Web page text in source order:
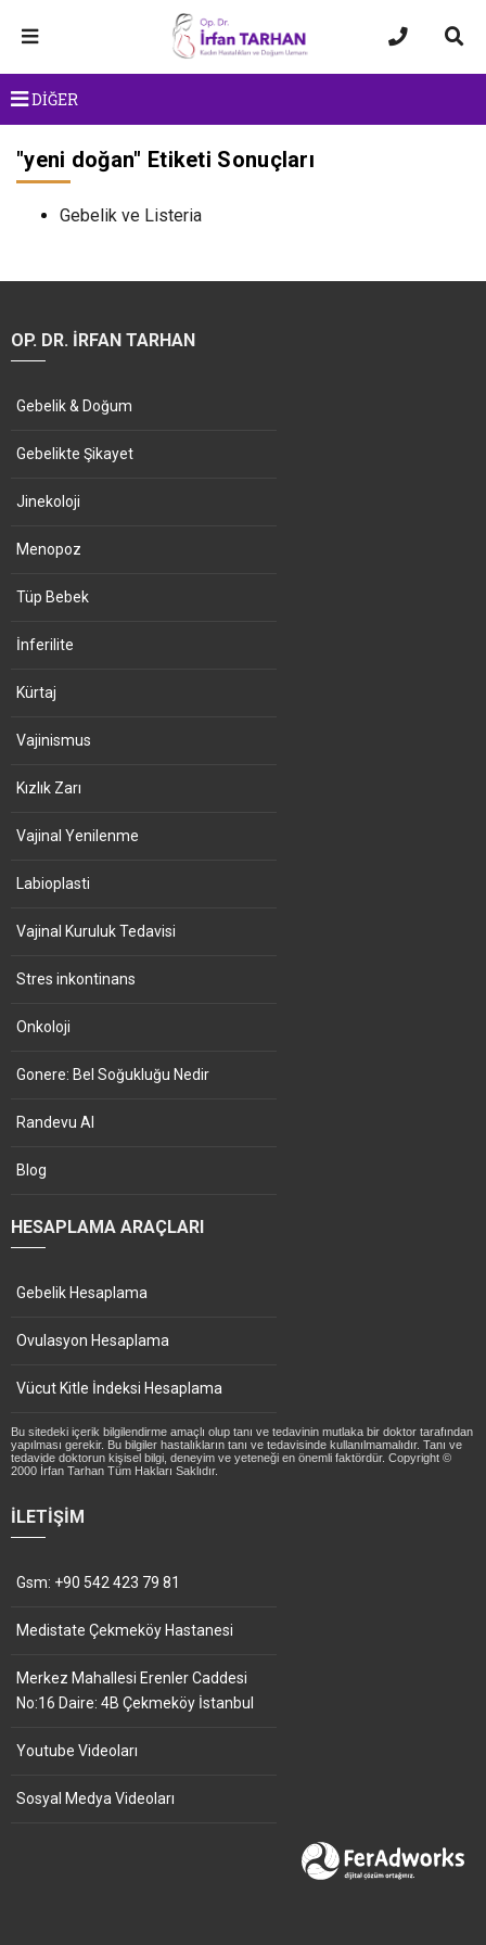
DİĞER
"yeni doğan" Etiketi Sonuçları
Gebelik ve Listeria
OP. DR. İRFAN TARHAN
Gebelik & Doğum
Gebelikte Şikayet
Jinekoloji
Menopoz
Tüp Bebek
İnferilite
Kürtaj
Vajinismus
Kızlık Zarı
Vajinal Yenilenme
Labioplasti
Vajinal Kuruluk Tedavisi
Stres inkontinans
Onkoloji
Gonere: Bel Soğukluğu Nedir
Randevu Al
Blog
HESAPLAMA ARAÇLARI
Gebelik Hesaplama
Ovulasyon Hesaplama
Vücut Kitle İndeksi Hesaplama
Bu sitedeki içerik bilgilendirme amaçlı olup tanı ve tedavinin mutlaka bir doktor tarafından
yapılması gerekir. Bu bilgiler hastalıkların tanı ve tedavisinde kullanılmamalıdır. Tanı ve
tedavide doktorun kişisel bilgi, deneyim ve yeteneği en önemli faktördür. Copyright ©
2000 İrfan Tarhan Tüm Hakları Saklıdır.
İLETIŞIM
Gsm: +90 542 423 79 81
Medistate Çekmeköy Hastanesi
Merkez Mahallesi Erenler Caddesi
No:16 Daire: 4B Çekmeköy İstanbul
Youtube Videoları
Sosyal Medya Videoları